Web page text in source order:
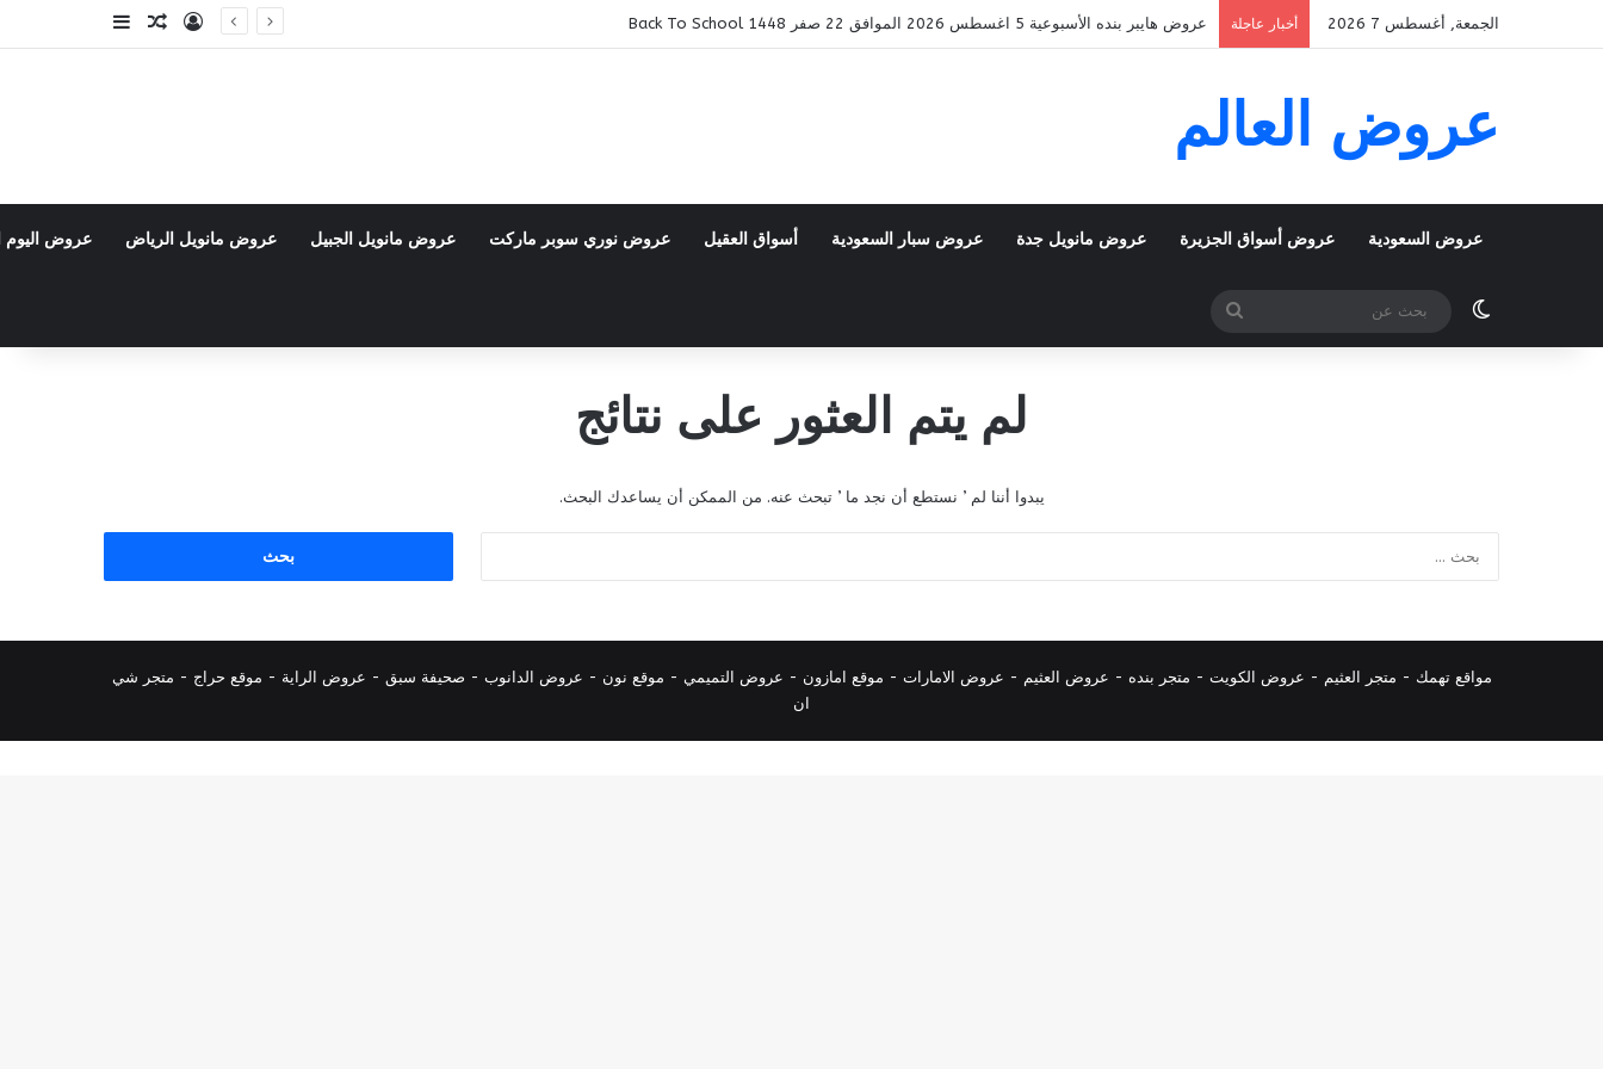
الجمعة, أغسطس 7 2026 أخبار عاجلة عروض هايبر بنده الأسبوعية 5 اغسطس 2026 الموافق 22 صفر 1448 Back To School تسجيل الدخول
مقال عشوائي
إضافة عمود
عروض العالم
عروض السعودية عروض أسواق الجزيرة عروض مانويل جدة عروض سبار السعودية أسواق العقيل عروض نوري سوبر ماركت عروض مانويل الجبيل عروض مانويل الرياض عروض اليوم
الوضع المظلم
بحث
عن
لم يتم العثور على نتائج
يبدوا أننا لم ’ نستطع أن نجد ما ’ تبحث عنه. من الممكن أن يساعدك البحث.
مواقع تهمك - متجر العثيم - عروض الكويت - متجر بنده - عروض العثيم - عروض الامارات - موقع امازون - عروض التميمي - موقع نون - عروض الدانوب - صحيفة سبق - عروض الراية - موقع حراج - متجر شي
ان